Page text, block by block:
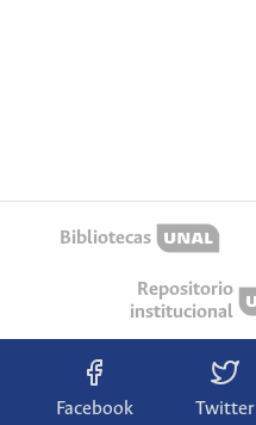
Bibliotecas
Repositorio
institucional
Facebook Twitter